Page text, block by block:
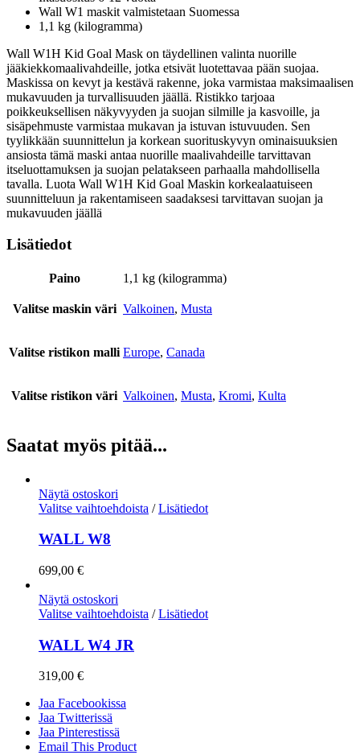
Wall W1 maskit valmistetaan Suomessa
1,1 kg (kilogramma)
Wall W1H Kid Goal Mask on täydellinen valinta nuorille
jääkiekkomaalivahdeille, jotka etsivät luotettavaa pään suojaa.
Maskissa on kevyt ja kestävä rakenne, joka varmistaa maksimaalisen
mukavuuden ja turvallisuuden jäällä. Ristikko tarjoaa
poikkeuksellisen näkyvyyden ja suojan silmille ja kasvoille, ja
sisäpehmuste varmistaa mukavan ja istuvan istuvuuden. Sen
tyylikkään suunnittelun ja korkean suorituskyvyn ominaisuuksien
ansiosta tämä maski antaa nuorille maalivahdeille tarvittavan
itseluottamuksen ja suojan pelatakseen parhaalla mahdollisella
tavalla. Luota Wall W1H Kid Goal Maskin korkealaatuiseen
suunnitteluun ja rakentamiseen saadaksesi tarvittavan suojan ja
mukavuuden jäällä
Lisätiedot
Paino 1,1 kg (kilogramma)
Valitse maskin väri Valkoinen, Musta
Valitse ristikon malli Europe, Canada
Valitse ristikon väri Valkoinen, Musta, Kromi, Kulta
Saatat myös pitää...
Näytä ostoskori
Valitse vaihtoehdoista / Lisätiedot
WALL W8
699,00 €
Näytä ostoskori
Valitse vaihtoehdoista / Lisätiedot
WALL W4 JR
319,00 €
Jaa Facebookissa
Jaa Twitterissä
Jaa Pinterestissä
Email This Product